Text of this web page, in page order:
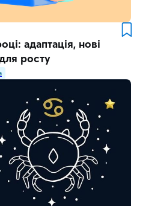
адаптація, нові
росту